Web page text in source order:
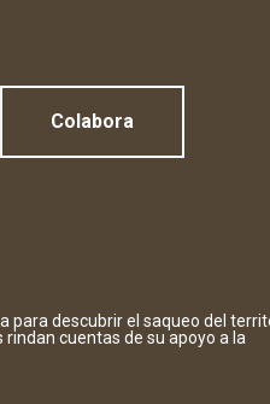
Colabora
para descubrir el saqueo del
cuentas de su apoyo a la